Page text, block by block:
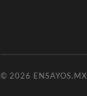
© 2026 ENSAYOS.MX